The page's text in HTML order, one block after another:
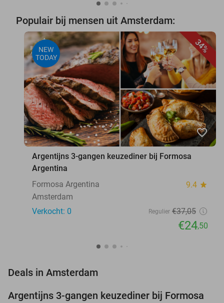
Populair bij mensen uit Amsterdam:
34%
NEW
TODAY
favorite_border
Argentijns 3-gangen keuzediner bij Formosa
Argentina
Formosa Argentina
9.4 star
Amsterdam
Verkocht: 0
Regulier €37,05
€24,50
Deals in Amsterdam
34%
Argentijns 3-gangen keuzediner bij Formosa